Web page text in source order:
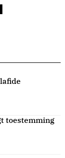
toestemming